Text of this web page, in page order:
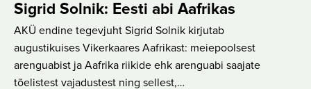
Sigrid Solnik: Eesti abi Aafrikas
AKÜ endine tegevjuht Sigrid Solnik kirjutab
augustikuises Vikerkaares Aafrikast: meiepoolsest
arenguabist ja Aafrika riikide ehk arenguabi saajate
tõelistest vajadustest ning sellest,…